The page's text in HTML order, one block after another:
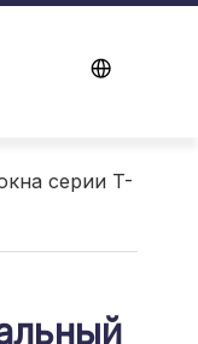
Связаться с
серии T-